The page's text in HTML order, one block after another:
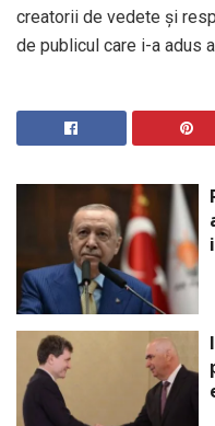
creatorii de vedete și
de publicul care i-a adus